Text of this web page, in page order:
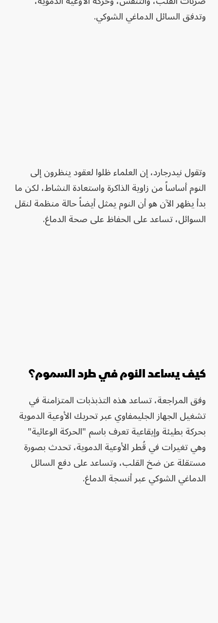
وتدفق السائل الدماغي الشوكي.
وتقول نيدرجارد، إن العلماء ظلوا لعقود ينظرون إلى
النوم أساساً من زاوية الذاكرة واستعادة النشاط، لكن ما
بدأ يظهر الآن هو أن النوم يمثل أيضاً حالة منظمة لنقل
السوائل، تساعد على الحفاظ على صحة الدماغ.
كيف يساعد النوم في طرد السموم؟
وفق المراجعة، تساعد هذه التذبذبات المتزامنة في
تشغيل الجهاز الجليمفاوي عبر تحريك الأوعية الدموية
بحركة بطيئة وإيقاعية تعرف باسم "الحركة الوعائية"
وهي تغيرات في قُطر الأوعية الدموية، تحدث بصورة
مستقلة عن ضخ القلب، وتساعد على دفع السائل
الدماغي الشوكي عبر أنسجة الدماغ.